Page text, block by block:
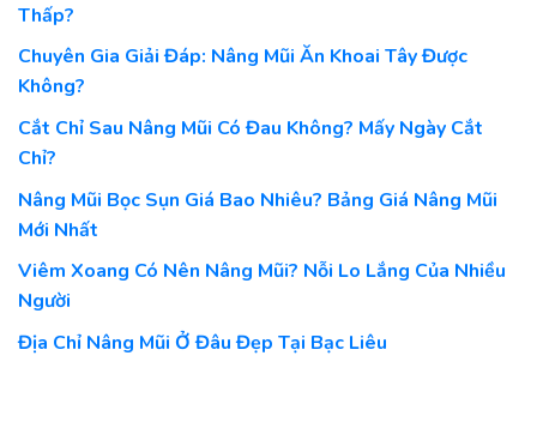
Thấp?
Chuyên Gia Giải Đáp: Nâng Mũi Ăn Khoai Tây Được
Không?
Cắt Chỉ Sau Nâng Mũi Có Đau Không? Mấy Ngày Cắt
Chỉ?
Nâng Mũi Bọc Sụn Giá Bao Nhiêu? Bảng Giá Nâng Mũi
Mới Nhất
Viêm Xoang Có Nên Nâng Mũi? Nỗi Lo Lắng Của Nhiều
Người
Địa Chỉ Nâng Mũi Ở Đâu Đẹp Tại Bạc Liêu